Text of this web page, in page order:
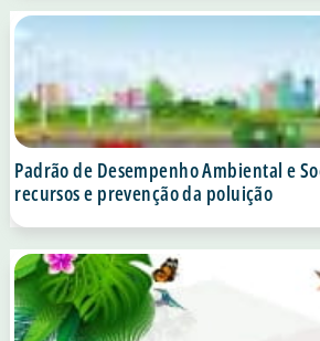
Padrão de Desempenho Ambiental e
recursos e prevenção da poluição